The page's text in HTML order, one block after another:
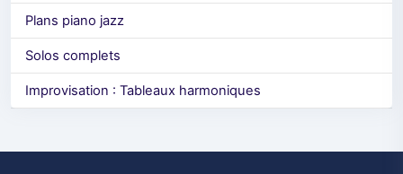
Plans piano jazz
Solos complets
Improvisation : Tableaux harmoniques